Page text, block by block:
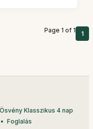
Page 1 of 1 1
Klasszikus 4 nap
Foglalás